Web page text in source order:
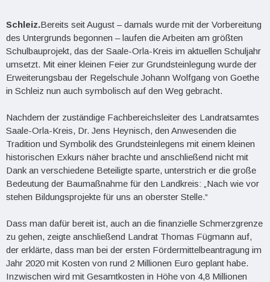
Schleiz.Bereits seit August – damals wurde mit der Vorbereitung
des Untergrunds begonnen – laufen die Arbeiten am größten
Schulbauprojekt, das der Saale-Orla-Kreis im aktuellen Schuljahr
umsetzt. Mit einer kleinen Feier zur Grundsteinlegung wurde der
Erweiterungsbau der Regelschule Johann Wolfgang von Goethe
in Schleiz nun auch symbolisch auf den Weg gebracht.
Nachdem der zuständige Fachbereichsleiter des Landratsamtes
Saale-Orla-Kreis, Dr. Jens Heynisch, den Anwesenden die
Tradition und Symbolik des Grundsteinlegens mit einem kleinen
historischen Exkurs näher brachte und anschließend nicht mit
Dank an verschiedene Beteiligte sparte, unterstrich er die große
Bedeutung der Baumaßnahme für den Landkreis: „Nach wie vor
stehen Bildungsprojekte für uns an oberster Stelle.“
Dass man dafür bereit ist, auch an die finanzielle Schmerzgrenze
zu gehen, zeigte anschließend Landrat Thomas Fügmann auf,
der erklärte, dass man bei der ersten Fördermittelbeantragung im
Jahr 2020 mit Kosten von rund 2 Millionen Euro geplant habe.
Inzwischen wird mit Gesamtkosten in Höhe von 4,8 Millionen